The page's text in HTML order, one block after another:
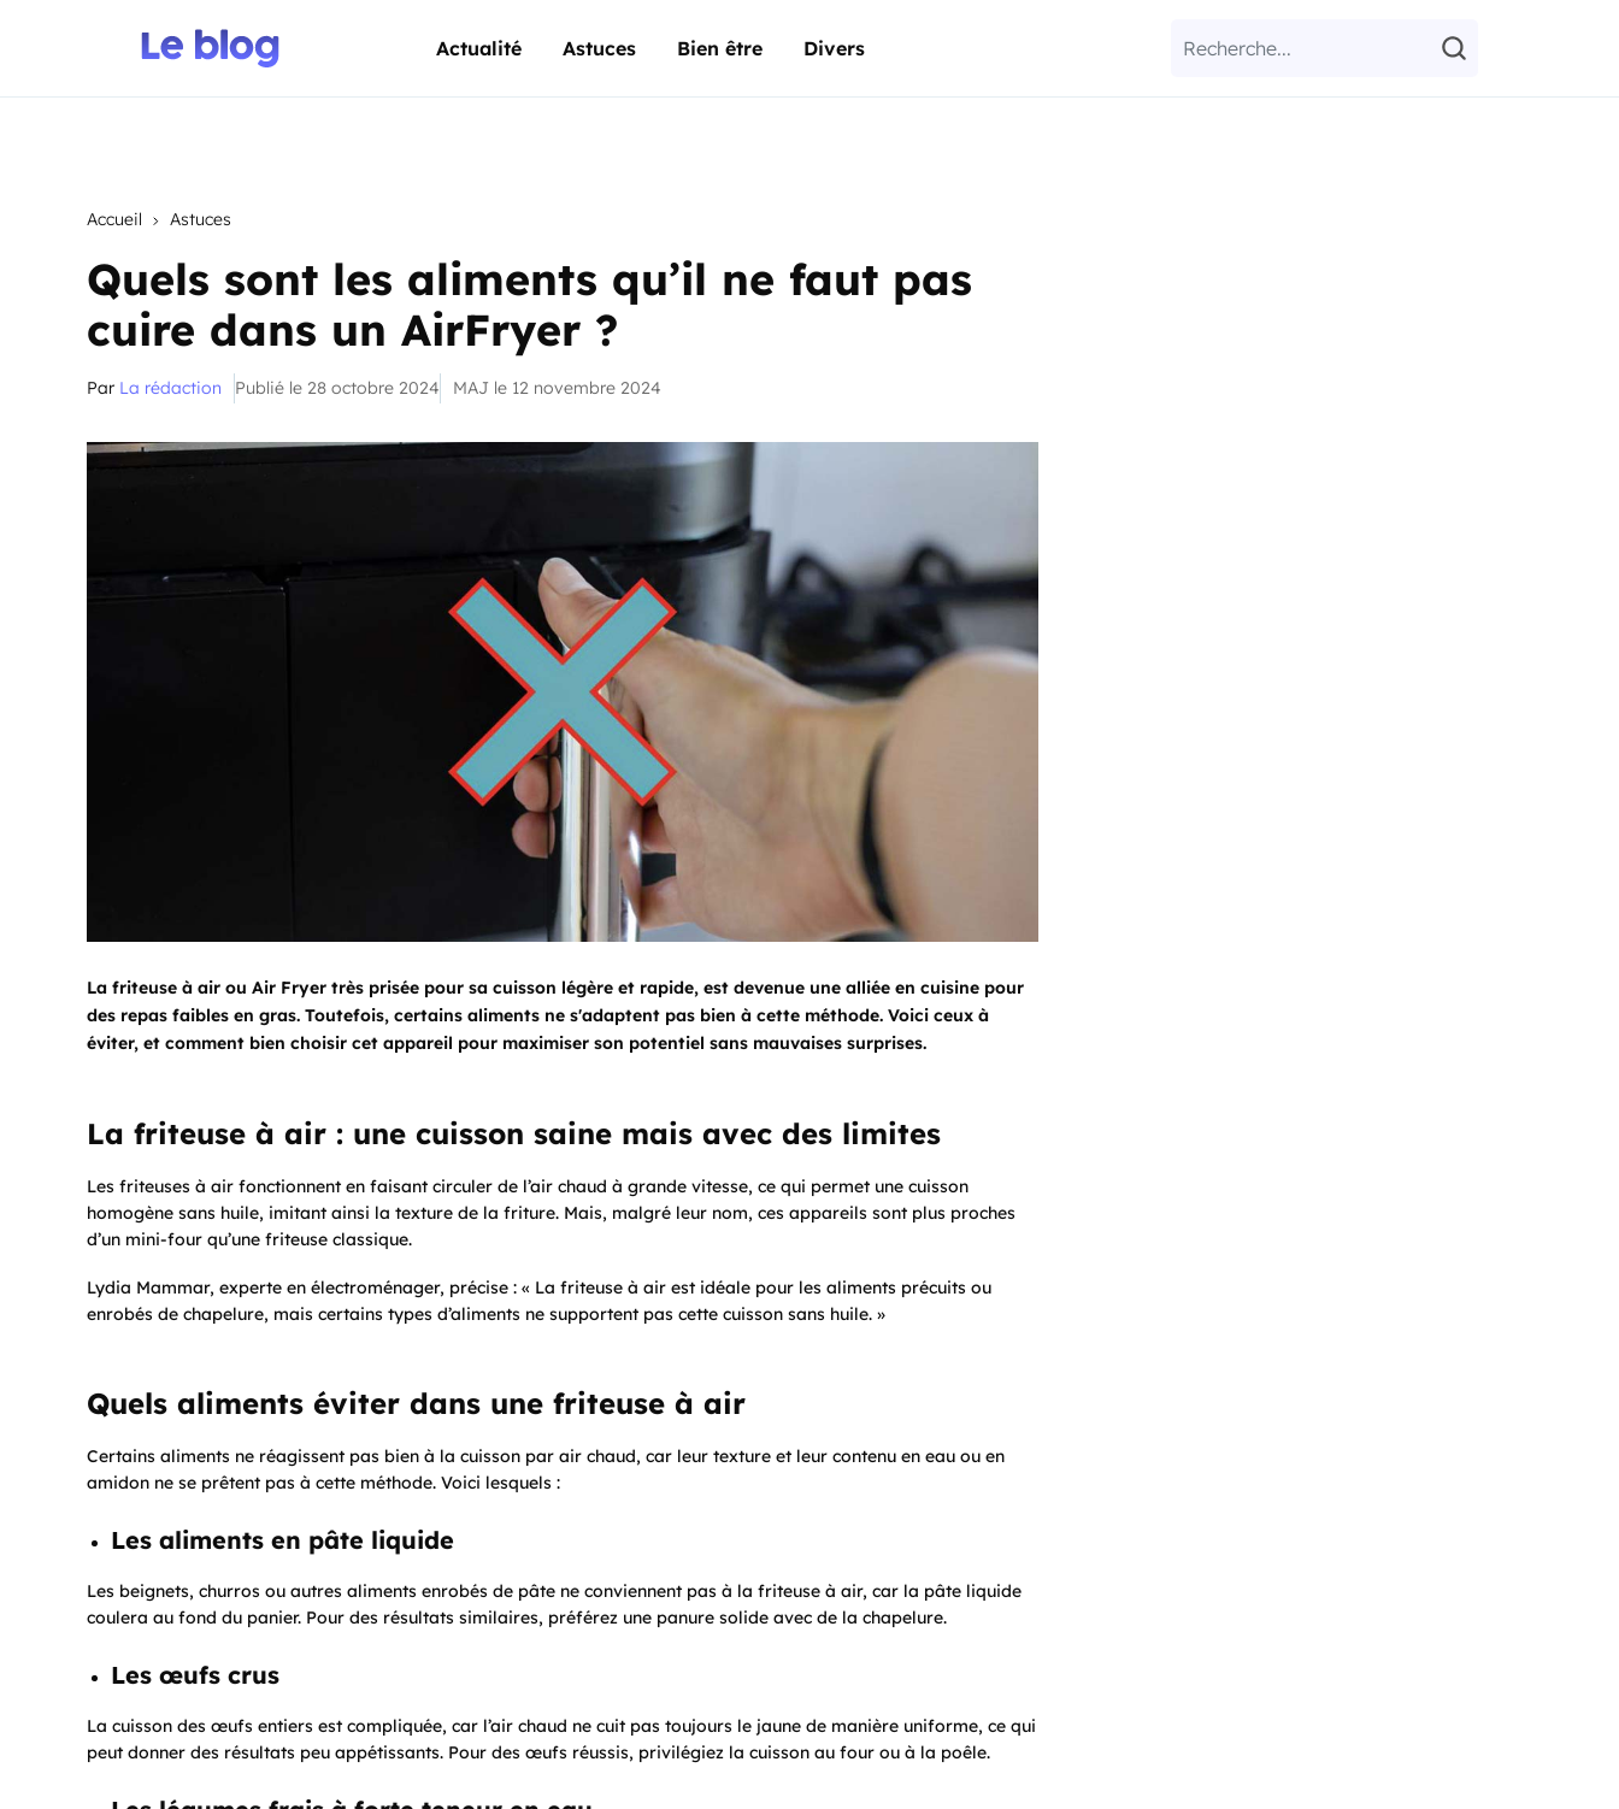
Actualité Astuces Bien être Divers
Accueil Astuces
Quels sont les aliments qu’il ne faut pas
cuire dans un AirFryer ?
Par La rédaction Publié le 28 octobre 2024 MAJ le 12 novembre 2024
La friteuse à air ou Air Fryer très prisée pour sa cuisson légère et rapide, est devenue une alliée en cuisine pour
des repas faibles en gras. Toutefois, certains aliments ne s'adaptent pas bien à cette méthode. Voici ceux à
éviter, et comment bien choisir cet appareil pour maximiser son potentiel sans mauvaises surprises.
La friteuse à air : une cuisson saine mais avec des limites
Les friteuses à air fonctionnent en faisant circuler de l’air chaud à grande vitesse, ce qui permet une cuisson
homogène sans huile, imitant ainsi la texture de la friture. Mais, malgré leur nom, ces appareils sont plus proches
d’un mini-four qu’une friteuse classique.
Lydia Mammar, experte en électroménager, précise : « La friteuse à air est idéale pour les aliments précuits ou
enrobés de chapelure, mais certains types d’aliments ne supportent pas cette cuisson sans huile. »
Quels aliments éviter dans une friteuse à air
Certains aliments ne réagissent pas bien à la cuisson par air chaud, car leur texture et leur contenu en eau ou en
amidon ne se prêtent pas à cette méthode. Voici lesquels :
Les aliments en pâte liquide
Les beignets, churros ou autres aliments enrobés de pâte ne conviennent pas à la friteuse à air, car la pâte liquide
coulera au fond du panier. Pour des résultats similaires, préférez une panure solide avec de la chapelure.
Les œufs crus
La cuisson des œufs entiers est compliquée, car l’air chaud ne cuit pas toujours le jaune de manière uniforme, ce qui
peut donner des résultats peu appétissants. Pour des œufs réussis, privilégiez la cuisson au four ou à la poêle.